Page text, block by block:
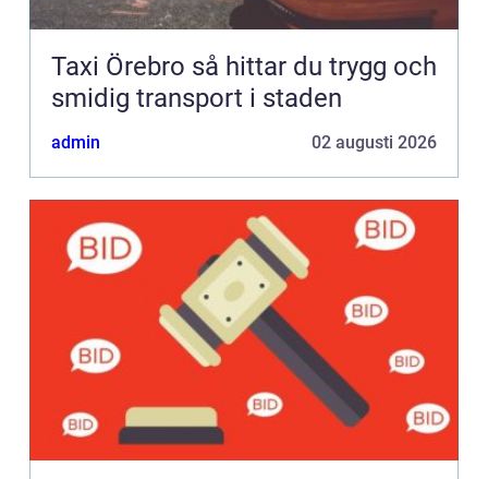
Taxi Örebro så hittar du trygg och
smidig transport i staden
admin 02 augusti 2026